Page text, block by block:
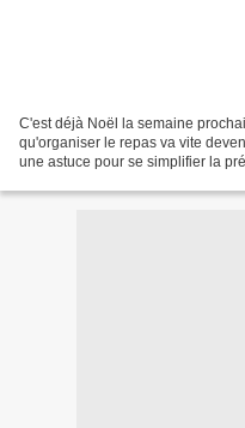
C'est déjà Noël la semaine
qu'organiser le repas va vite
une astuce pour se simplifier la